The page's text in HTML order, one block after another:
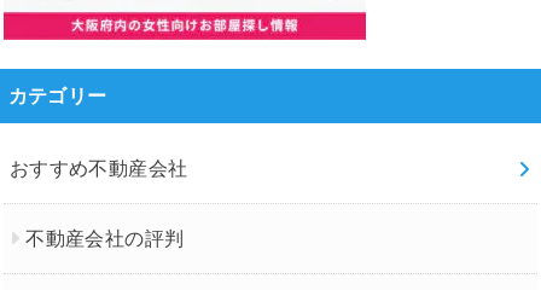
カテゴリー
おすすめ不動産会社
不動産会社の評判